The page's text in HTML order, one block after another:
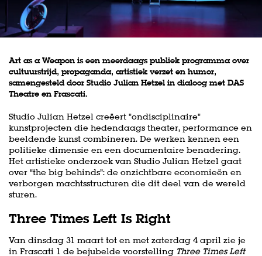
Art as a Weapon is een meerdaags publiek programma over
cultuurstrijd, propaganda, artistiek verzet en humor,
samengesteld door Studio Julian Hetzel in dialoog met DAS
Theatre en Frascati.
Studio Julian Hetzel creëert "ondisciplinaire"
kunstprojecten die hedendaags theater, performance en
beeldende kunst combineren. De werken kennen een
politieke dimensie en een documentaire benadering.
Het artistieke onderzoek van Studio Julian Hetzel gaat
over “the big behinds”: de onzichtbare economieën en
verborgen machtsstructuren die dit deel van de wereld
sturen.
Three Times Left Is Right
Van dinsdag 31 maart tot en met zaterdag 4 april zie je
in Frascati 1 de bejubelde voorstelling Three Times Left